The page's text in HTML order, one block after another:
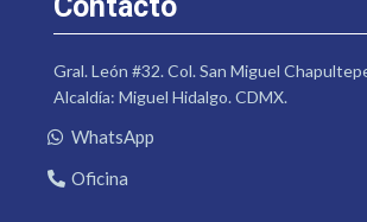
Gral. León #32. Col. San Miguel
Alcaldía: Miguel Hidalgo. CDMX.
WhatsApp
Oficina